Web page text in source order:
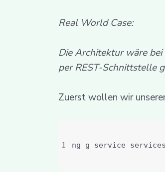
Real World Case:
Die Architektur wäre
per REST-Schnittstelle
Zuerst wollen wir